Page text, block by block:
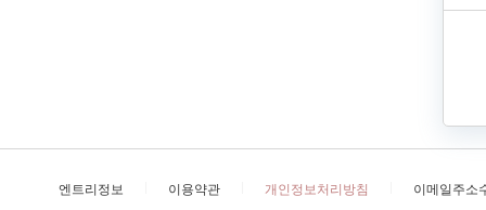
엔트리정보 이용약관 개인정보처리방침 이메일주소